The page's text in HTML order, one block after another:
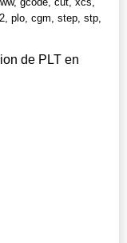
plo, cgm, step, stp,
de PLT en